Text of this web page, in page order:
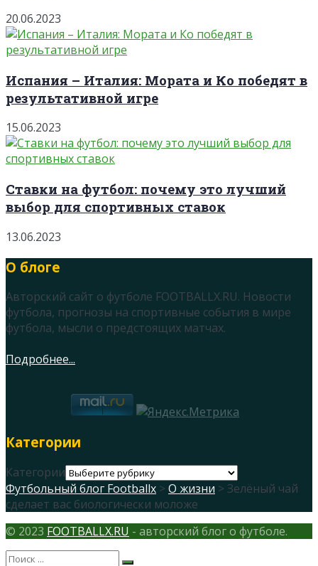
20.06.2023
Испания – Италия: Мората и Ко победят в
результативной игре
15.06.2023
Ставки на футбол: почему это лучший
выбор для спортивных ставок
13.06.2023
О блоге
Авторский сайт о футболе FOOTBALLX.RU. Новости
футбола, прогнозы на спортивные события в мире
футбола, мысли о предстоящих матчах.
Подробнее...
Категории
Категории
Футбольный блог Footballx > О жизни > Зелёный чай
сделает вас биологически моложе
© 2023 FOOTBALLX.RU - авторский блог о футболе.